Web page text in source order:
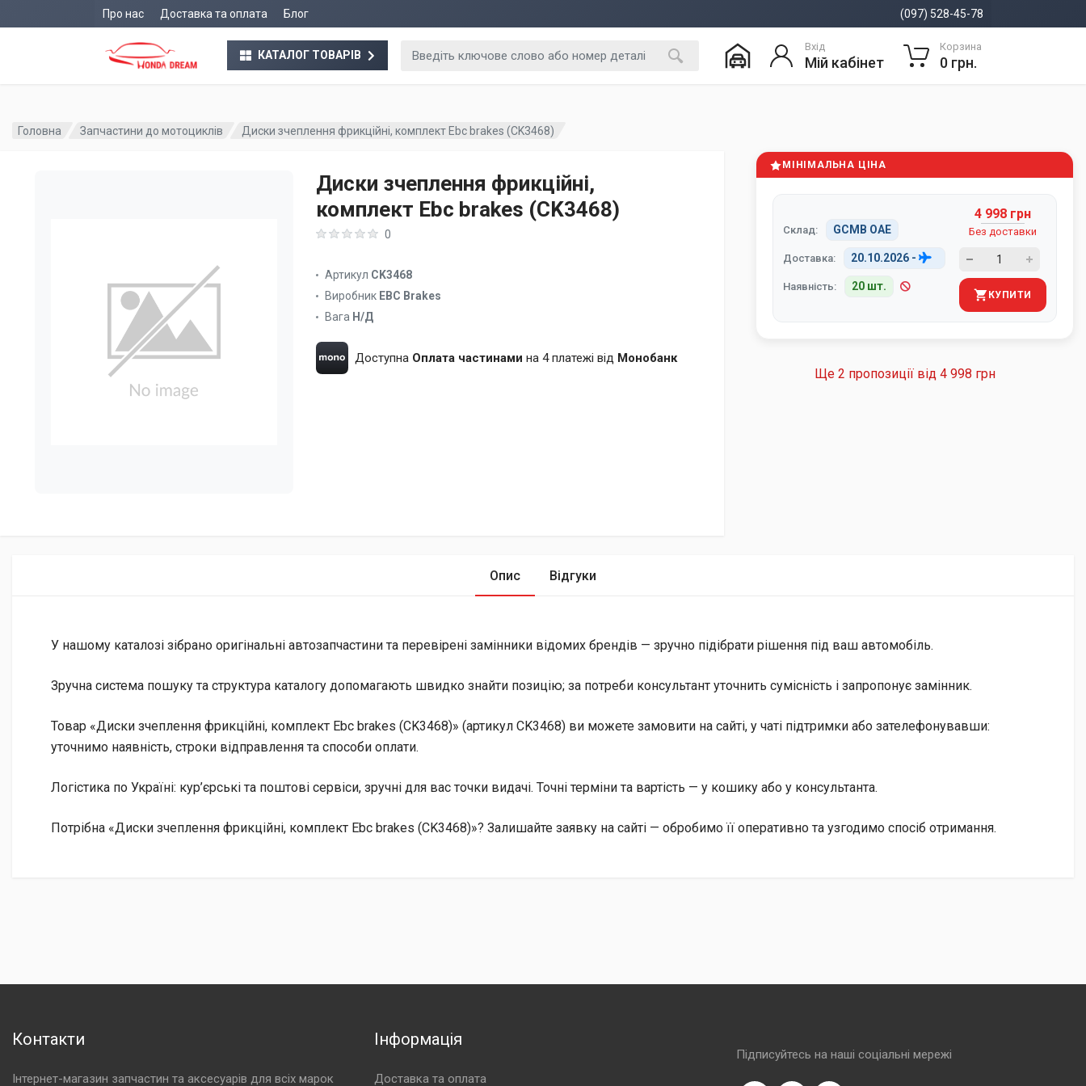
Про нас Доставка та оплата Блог (097) 528-45-78
КАТАЛОГ ТОВАРІВ
Вхід
Мій кабінет
Корзина
0 грн.
Головна Запчастини до мотоциклів Диски зчеплення фрикційні, комплект Ebc brakes (CK3468)
Диски зчеплення фрикційні,
комплект Ebc brakes (CK3468)
0
Артикул CK3468
Виробник EBC Brakes
Вага Н/Д
Доступна Оплата частинами на 4 платежі від Монобанк
МІНІМАЛЬНА ЦІНА
Склад: GCMB ОАЕ
Доставка: 20.10.2026 -
Наявність: 20 шт.
4 998 грн
Без доставки
КУПИТИ
Ще 2 пропозиції від 4 998 грн
Опис Відгуки
У нашому каталозі зібрано оригінальні автозапчастини та перевірені замінники відомих брендів — зручно підібрати рішення під ваш автомобіль.
Зручна система пошуку та структура каталогу допомагають швидко знайти позицію; за потреби консультант уточнить сумісність і запропонує замінник.
Товар «Диски зчеплення фрикційні, комплект Ebc brakes (CK3468)» (артикул CK3468) ви можете замовити на сайті, у чаті підтримки або зателефонувавши:
уточнимо наявність, строки відправлення та способи оплати.
Логістика по Україні: кур’єрські та поштові сервіси, зручні для вас точки видачі. Точні терміни та вартість — у кошику або у консультанта.
Потрібна «Диски зчеплення фрикційні, комплект Ebc brakes (CK3468)»? Залишайте заявку на сайті — обробимо її оперативно та узгодимо спосіб отримання.
Контакти
Інтернет-магазин запчастин та аксесуарів для всіх марок
Інформація
Доставка та оплата
Підписуйтесь на наші соціальні мережі